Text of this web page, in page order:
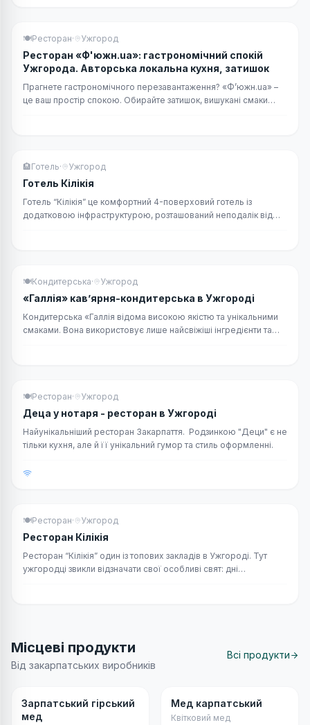
ТОП вибір
🍽Ресторан· Ужгород
Ресторан «Ф'южн.ua»: гастрономічний спокій
Ужгорода. Авторська локальна кухня, затишок
Прагнете гастрономічного перезавантаження? «Ф’южн.ua» –
це ваш простір спокою. Обирайте затишок, вишукані смаки
ТОП вибір
🏨Готель· Ужгород
Готель Кілікія
Готель “Кілікія” це комфортний 4-поверховий готель із
додатковою інфраструктурою, розташований неподалік від
ТОП вибір
🍽Кондитерська· Ужгород
«Галлія» кав’ярня-кондитерська в Ужгороді
Кондитерська «Галлія відома високою якістю та унікальними
смаками. Вона використовує лише найсвіжіші інгредієнти та
ТОП вибір
🍽Ресторан· Ужгород
Деца у нотаря - ресторан в Ужгороді
Найунікальніший ресторан Закарпаття. Родзинкою "Деци" є не
тільки кухня, але й її унікальний гумор та стиль оформленні.
ТОП вибір
🍽Ресторан· Ужгород
Ресторан Кілікія
Ресторан “Кілікія” один із топових закладів в Ужгороді. Тут
ужгородці звикли відзначати свої особливі свят: дні
Місцеві продукти
Від закарпатських виробників
Всі продукти
Мед та бджільництво
Зарпатський гірський
мед
Мед та бджільництво
Мед карпатський
Квітковий мед